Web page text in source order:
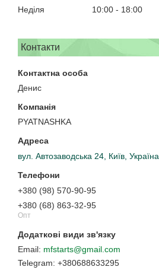
Неділя
10:00 18:00
Контакти
Денис
PYATNASHKA
вул. Автозаводська 24, Київ, Україна
+380 (98) 570-90-95
+380 (68) 863-32-95
Опт
mfstarts@gmail.com
+380688633295